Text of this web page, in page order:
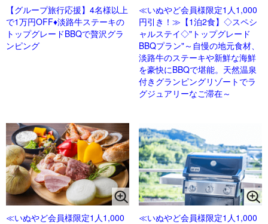
【グループ旅行応援】4名様以上
で1万円OFF♦淡路牛ステーキの
トップグレードBBQで贅沢グラ
ンピング
≪いぬやど会員様限定1人1,000
円引き！≫【1泊2食】◇スペシ
ャルステイ◇"トップグレード
BBQプラン"～自慢の地元食材、
淡路牛のステーキや新鮮な海鮮
を豪快にBBQで堪能。天然温泉
付きグランピングリゾートでラ
グジュアリーなご滞在～
≪いぬやど会員様限定1人1,000
≪いぬやど会員様限定1人1,000